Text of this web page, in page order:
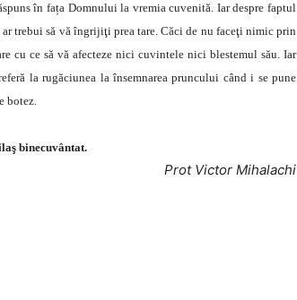
în fața Domnului la vremia cuvenită. Iar despre faptul
ar trebui să vă îngrijiţi prea tare. Căci de nu faceţi nimic prin
cu ce să vă afecteze nici cuvintele nici blestemul său. Iar
la rugăciunea la însemnarea pruncului când i se pune
botez.
binecuvântat.
Prot Victor Mihalachi